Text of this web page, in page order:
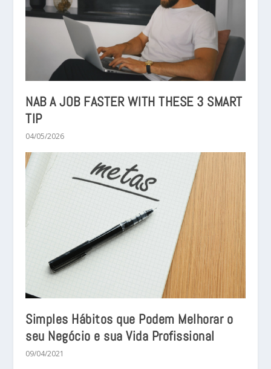
NAB A JOB FASTER WITH THESE 3 SMART
TIP
04/05/2026
Simples Hábitos que Podem Melhorar o
seu Negócio e sua Vida Profissional
09/04/2021